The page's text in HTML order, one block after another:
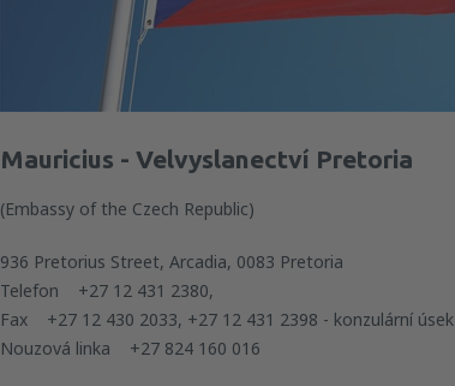
Mauricius - Velvyslanectví Pretoria
(Embassy of the Czech Republic)
936 Pretorius Street, Arcadia, 0083 Pretoria
Telefon +27 12 431 2380,
Fax +27 12 430 2033, +27 12 431 2398 - konzulární úsek
Nouzová linka +27 824 160 016